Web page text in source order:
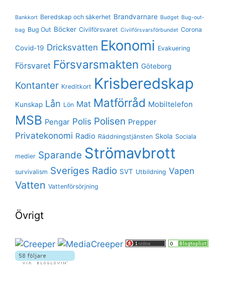
Bankkort Beredskap och säkerhet Brandvarnare Budget Bug-out-
bag Bug Out Böcker Civilförsvaret Civilförsvarsförbundet Corona
Covid-19 Dricksvatten Ekonomi Evakuering
Försvaret Försvarsmakten Göteborg
Kontanter Kreditkort Krisberedskap
Kunskap Lån Lön Mat Matförråd Mobiltelefon
MSB Pengar Polis Polisen Prepper
Privatekonomi Radio Räddningstjänsten Skola Sociala
medier Sparande Strömavbrott
survivalism Sveriges Radio SVT Utbildning Vapen
Vatten Vattenförsörjning
Övrigt